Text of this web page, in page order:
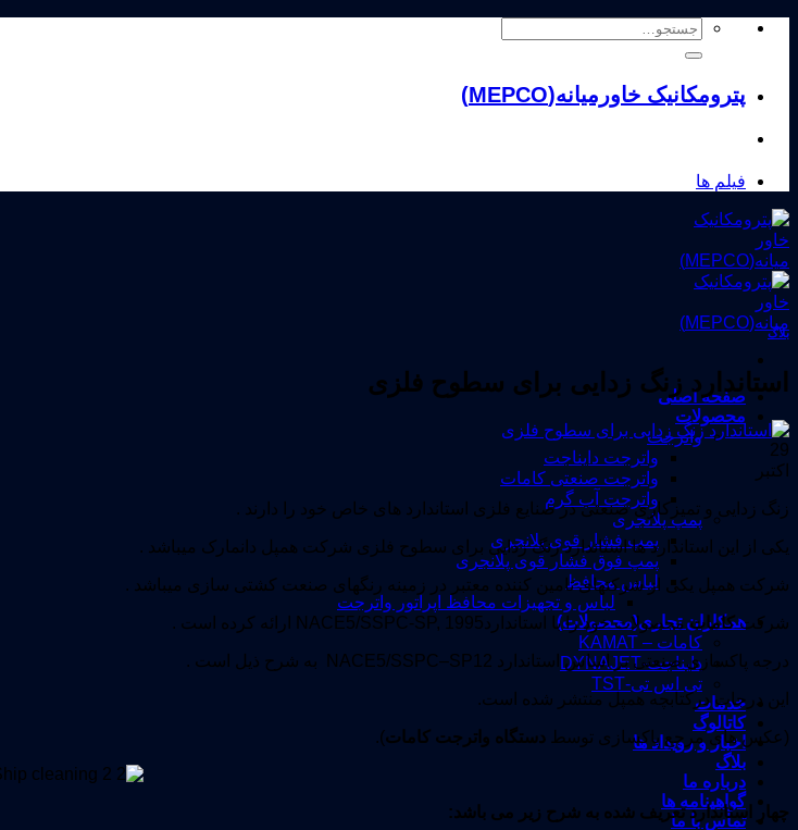
Skip
جستجو
پترومکانیک خاورمیانه(MEPCO)
فیلم ها
صفحه اصلی
محصولات
واترجت
واترجت دایناجت
واترجت صنعتی کامات
واترجت آب گرم
پمپ پلانجری
پمپ فشار قوی پلانجری
پمپ فوق فشار قوی پلانجری
لباس محافظ
لباس و تجهیزات محافظ اپراتور واترجت
همکاران تجاری(محصولات)
کامات – KAMAT
دایناجت-DYNAJET
تی اس تی-TST
خدمات
کاتالوگ
اخبار و رویداد ها
بلاگ
درباره ما
گواهینامه ها
تماس با ما
بلاگ
استاندارد زنگ زدایی برای سطوح فلزی
29
اکتبر
زنگ زدایی و تمیزکاری صنعتی در صنایع فلزی استاندارد های خاص خود را دارند .
یکی از این استاندارد ها استاندارد زنگ زدایی برای سطوح فلزی شرکت همپل دانمارک میباشد .
شرکت همپل یکی از شرکتهای تامین کننده معتبر در زمینه رنگهای صنعت کشتی سازی میباشد .
شرکتکاماتمحصولات خود را با استانداردNACE5/SSPC-SP, 1995 ارائه کرده است .
درجه پاکسازی صنعتی بر اساس استاندارد NACE5/SSPC–SP12 به شرح ذیل است .
این درجات درکتابچه همپل منتشر شده است.
(عکس های مرجع پاکسازی توسط دستگاه واترجت کامات).
چهار استاندارد تعریف شده به شرح زیر می باشد: